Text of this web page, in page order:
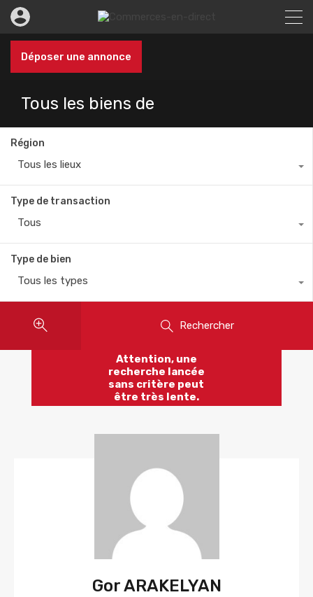
Déposer une annonce
Tous les biens de
Région
Tous les lieux
Type de transaction
Tous
Type de bien
Tous les types
Rechercher
Attention, une
recherche lancée
sans critère peut
être très lente.
Gor ARAKELYAN